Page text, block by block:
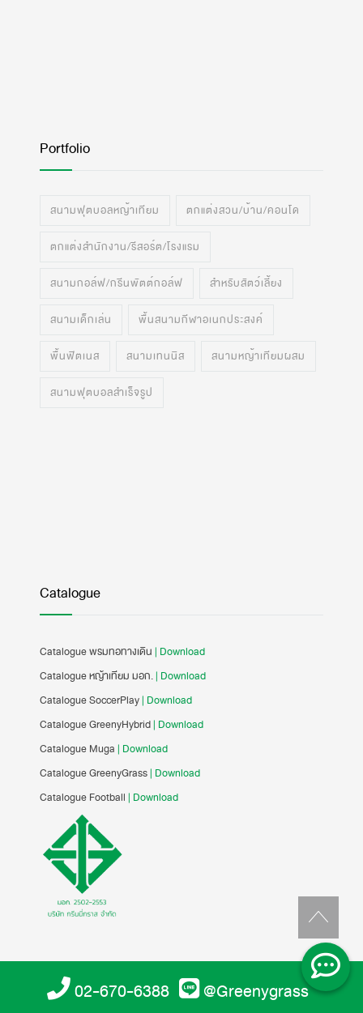
02-670-6388 @Greenygrass
Portfolio
สนามฟุตบอลหญ้าเทียม ตกแต่งสวน/บ้าน/คอนโด
ตกแต่งสำนักงาน/รีสอร์ต/โรงแรม
สนามกอล์ฟ/กรีนพัตต์กอล์ฟ สำหรับสัตว์เลี้ยง
สนามเด็กเล่น พื้นสนามกีฬาอเนกประสงค์
พื้นฟิตเนส สนามเทนนิส สนามหญ้าเทียมผสม
สนามฟุตบอลสำเร็จรูป
Catalogue
Catalogue พรมทอทางเดิน | Download
Catalogue หญ้าเทียม มอก.| Download
Catalogue SoccerPlay| Download
Catalogue GreenyHybrid| Download
Catalogue Muga | Download
Catalogue GreenyGrass| Download
Catalogue Football | Download